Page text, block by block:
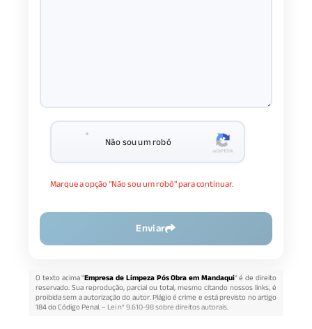
Não sou um robô
Marque a opção "Não sou um robô" para continuar.
Enviar
O texto acima "Empresa de Limpeza Pós Obra em Mandaqui" é de direito
reservado. Sua reprodução, parcial ou total, mesmo citando nossos links, é
proibida sem a autorização do autor. Plágio é crime e está previsto no artigo
184 do Código Penal. –Lei n° 9.610-98 sobre direitos autorais.